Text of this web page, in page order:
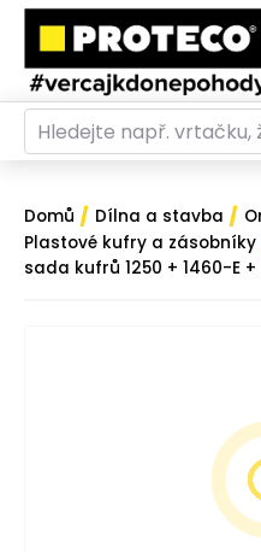
Domů / Dílna a stavba /
Plastové kufry a zásobníky
sada kufrů 1250 + 1460-E